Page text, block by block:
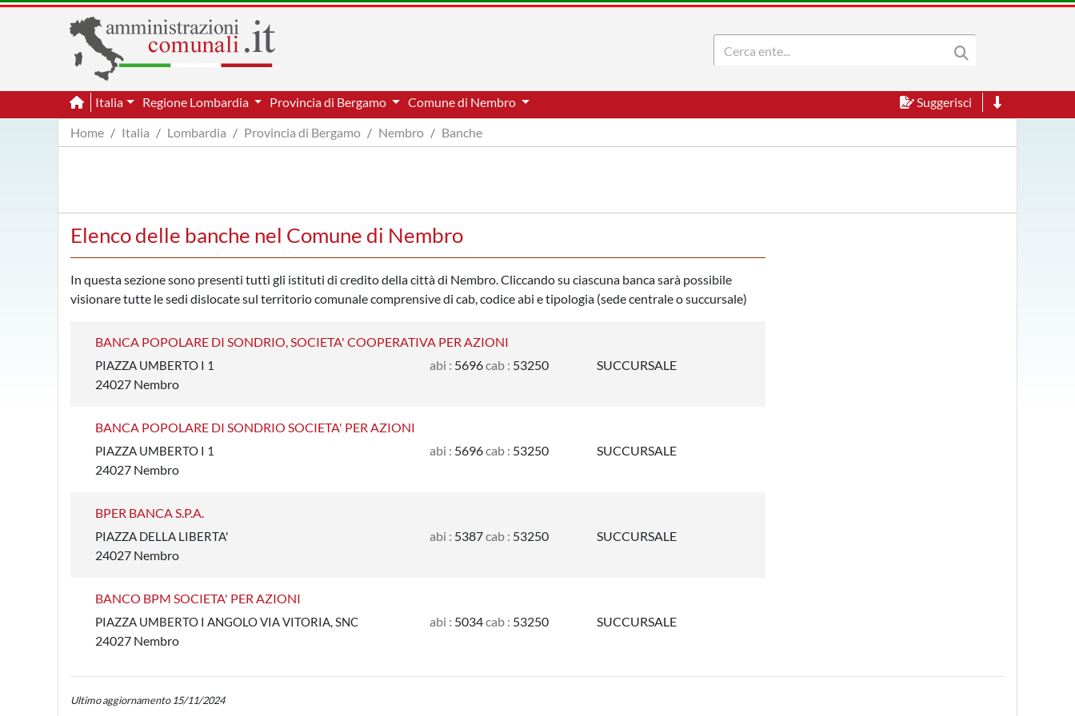
Italia Regione Lombardia Provincia di Bergamo Comune di Nembro
Suggerisci
Home
Italia Lombardia Provincia di Bergamo Nembro Banche
Elenco delle banche nel Comune di Nembro
In questa sezione sono presenti tutti gli istituti di credito della città di Nembro. Cliccando su ciascuna banca sarà possibile
visionare tutte le sedi dislocate sul territorio comunale comprensive di cab, codice abi e tipologia (sede centrale o succursale)
BANCA POPOLARE DI SONDRIO, SOCIETA' COOPERATIVA PER AZIONI
PIAZZA UMBERTO I 1
24027 Nembro
abi : 5696cab : 53250 SUCCURSALE
BANCA POPOLARE DI SONDRIO SOCIETA' PER AZIONI
PIAZZA UMBERTO I 1
24027 Nembro
abi : 5696cab : 53250 SUCCURSALE
BPER BANCA S.P.A.
PIAZZA DELLA LIBERTA'
24027 Nembro
abi : 5387cab : 53250 SUCCURSALE
BANCO BPM SOCIETA' PER AZIONI
PIAZZA UMBERTO I ANGOLO VIA VITORIA, SNC
24027 Nembro
abi : 5034cab : 53250 SUCCURSALE
Ultimo aggiornamento 15/11/2024